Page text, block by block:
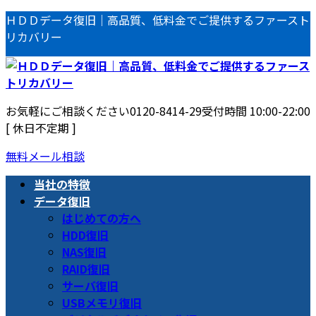
コ
ン
テ
ン
ツ
へ
ス
キ
ッ
プ
ナ
ビ
ゲ
ー
シ
ョ
ン
に
移
動
ＨＤＤデータ復旧｜高品質、低料金でご提供するファースト
リカバリー
お気軽にご相談ください0120-8414-29受付時間 10:00-22:00
[ 休日不定期 ]
無料メール相談
当社の特徴
データ復旧
はじめての方へ
HDD復旧
NAS復旧
RAID復旧
サーバ復旧
USBメモリ復旧